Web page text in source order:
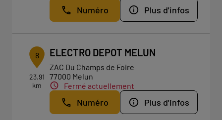
Numéro Plus d'infos
8
23.91
km
ELECTRO DEPOT MELUN
ZAC Du Champs de Foire
77000 Melun
Fermé actuellement
Numéro Plus d'infos